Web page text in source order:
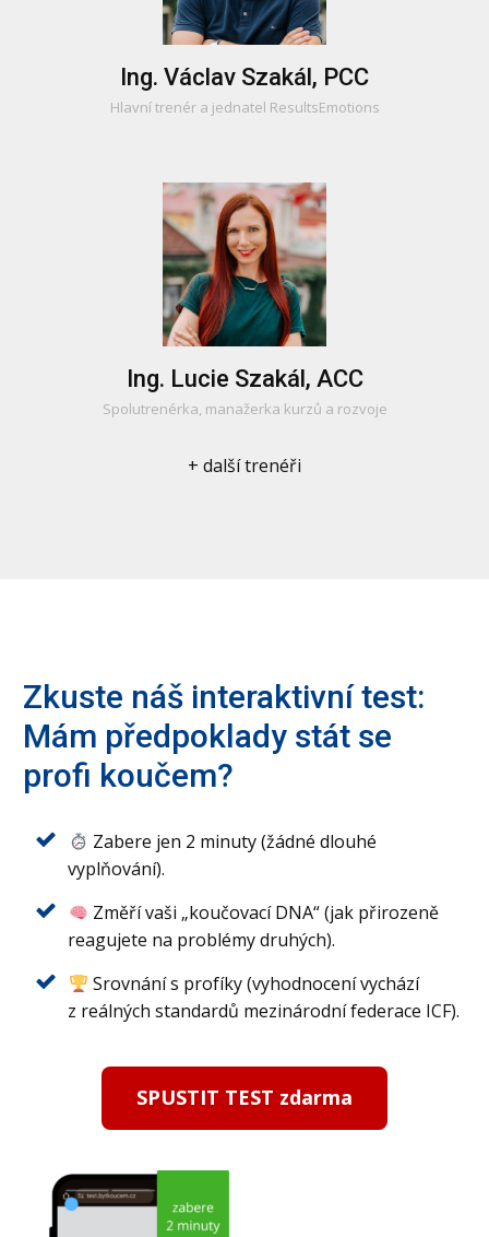
Ing. Václav Szakál, PCC
Hlavní trenér a jednatel ResultsEmotions
Ing. Lucie Szakál, ACC
Spolutrenérka, manažerka kurzů a rozvoje
+ další trenéři
Zkuste náš interaktivní test:
Mám předpoklady stát se
profi koučem?
Zabere jen 2 minuty (žádné dlouhé
vyplňování).
Změří vaši „koučovací DNA“ (jak přirozeně
reagujete na problémy druhých).
Srovnání s profíky (vyhodnocení vychází
z reálných standardů mezinárodní federace ICF).
SPUSTIT TEST zdarma